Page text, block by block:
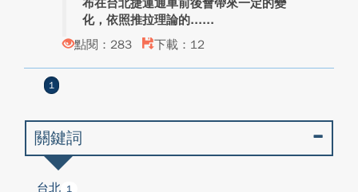
布在台北捷運通車前後會帶來一定的變
化，依照推拉理論的...
點閱：283
下載：12
1
關鍵詞
台北 1